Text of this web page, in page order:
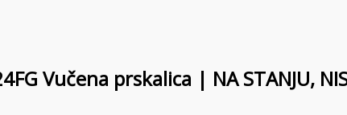
Vučena prskalica | NA STANJU,